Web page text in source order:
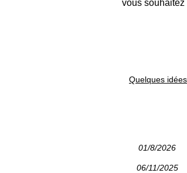
vous souhaitez
Quelques
01/8/2026
06/11/2025